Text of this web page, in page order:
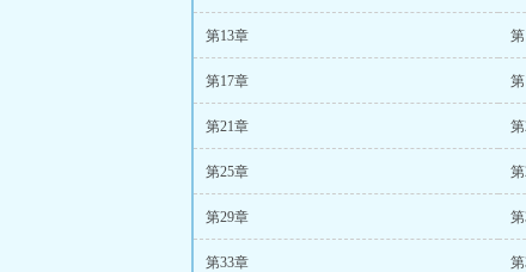
第13章
第17章
第21章
第25章
第29章
第33章